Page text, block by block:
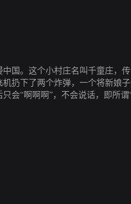
国。这个小村庄名叫千童庄，
扔下了两个炸弹，一个将新娘
会“啊啊啊”，不会说话，即所谓“